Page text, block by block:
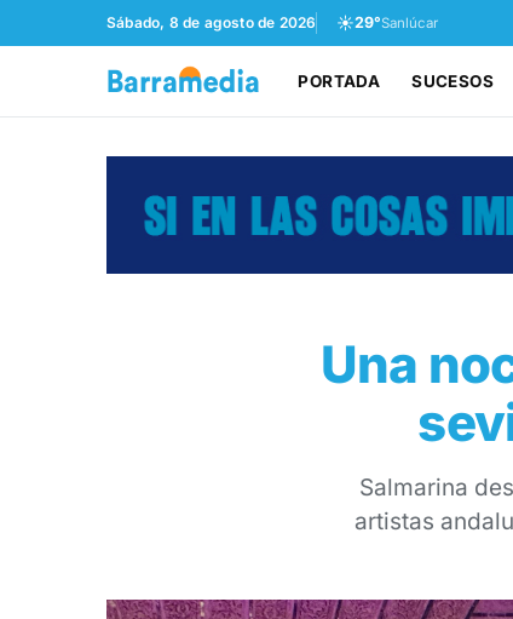
Sábado, 8 de agosto de 2026 ☀️29°Sanlúcar
PORTADA SUCESOS
Una
Salmarina
artistas